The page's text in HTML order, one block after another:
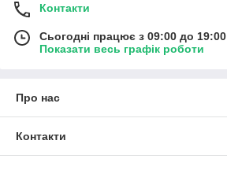
Контакти
Сьогодні працює з 09:00 до 19:00
Показати весь графік роботи
Про нас
Контакти